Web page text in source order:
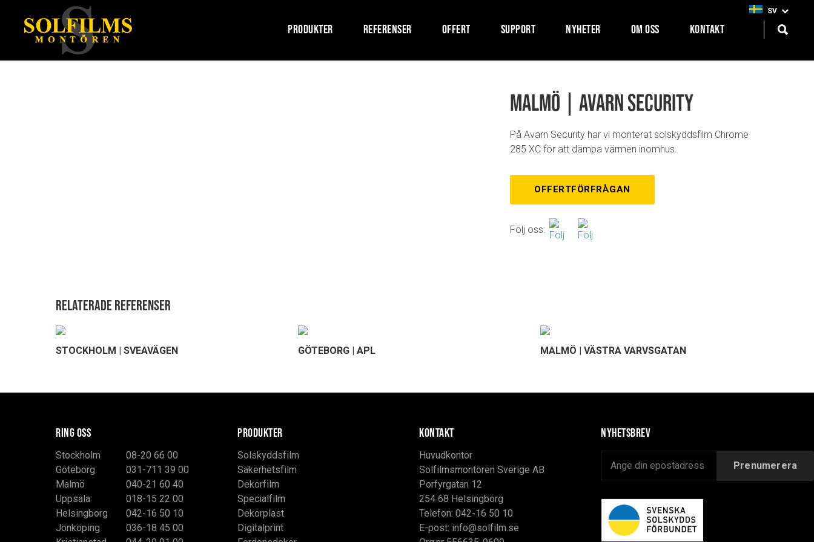
SV
PRODUKTER REFERENSER OFFERT SUPPORT NYHETER OM OSS KONTAKT
Malmö | Avarn Security
På Avarn Security har vi monterat solskyddsfilm Chrome
285 XC för att dämpa värmen inomhus.
OFFERTFÖRFRÅGAN
Följ oss:
Relaterade referenser
STOCKHOLM | SVEAVÄGEN GÖTEBORG | APL MALMÖ | VÄSTRA VARVSGATAN
RING OSS
Stockholm
08-20 66 00
Göteborg
031-711 39 00
Malmö
040-21 60 40
Uppsala
018-15 22 00
Helsingborg
042-16 50 10
Jönköping
036-18 45 00
PRODUKTER
Solskyddsfilm
Säkerhetsfilm
Dekorfilm
Specialfilm
Dekorplast
Digitalprint
KONTAKT
Huvudkontor
Solfilmsmontören Sverige AB
Porfyrgatan 12
254 68 Helsingborg
Telefon: 042-16 50 10
E-post: info@solfilm.se
Nyhetsbrev